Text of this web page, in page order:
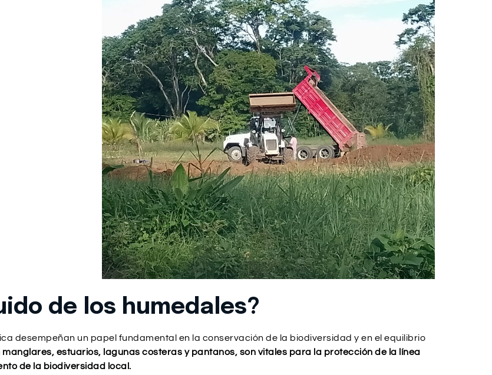
de los humedales?
desempeñan un papel fundamental en la conservación de la biodiversidad y en el equilibrio
manglares, estuarios, lagunas costeras y pantanos, son vitales para la protección de la línea
de la biodiversidad local.